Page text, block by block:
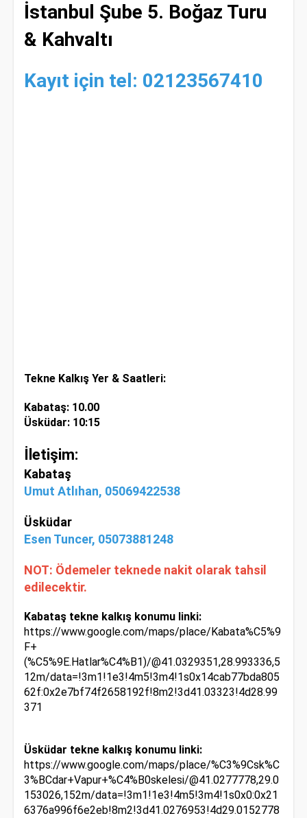
İstanbul Şube 5. Boğaz Turu
& Kahvaltı
Kayıt için tel: 02123567410
Tekne Kalkış Yer & Saatleri:
Kabataş: 10.00
Üsküdar: 10:15
İletişim:
Kabataş
Umut Atlıhan, 05069422538
Üsküdar
Esen Tuncer, 05073881248
NOT: Ödemeler teknede nakit olarak tahsil
edilecektir.
Kabataş tekne kalkış konumu linki:
https://www.google.com/maps/place/Kabata%C5%9
F+
(%C5%9E.Hatlar%C4%B1)/@41.0329351,28.993336,5
12m/data=!3m1!1e3!4m5!3m4!1s0x14cab77bda805
62f:0x2e7bf74f2658192f!8m2!3d41.03323!4d28.99
371
Üsküdar tekne kalkış konumu linki:
https://www.google.com/maps/place/%C3%9Csk%C
3%BCdar+Vapur+%C4%B0skelesi/@41.0277778,29.0
153026,152m/data=!3m1!1e3!4m5!3m4!1s0x0:0x21
6376a996f6e2eb!8m2!3d41.0276953!4d29.0152778